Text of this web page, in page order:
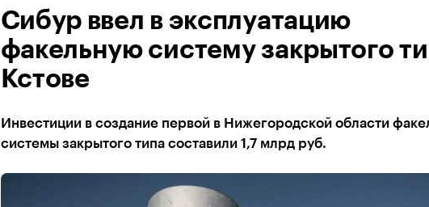
Сибур ввел в эксплуатацию
факельную систему закрытого
Кстове
Инвестиции в создание первой в Нижегородской области
системы закрытого типа составили 1,7 млрд руб.